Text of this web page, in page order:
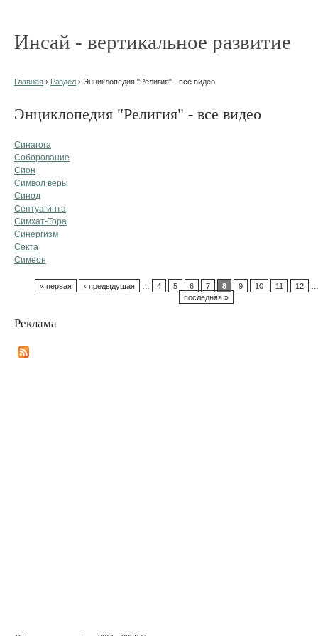
Инсай - вертикальное развитие
Главная › Раздел › Энциклопедия "Религия" - все видео
Энциклопедия "Религия" - все видео
Синагога
Соборование
Сион
Символ веры
Синод
Септуагинта
Симхат-Тора
Синергизм
Секта
Симеон
« первая ‹ предыдущая 4 5 6 7 8 9 10 11 12
последняя »
Реклама